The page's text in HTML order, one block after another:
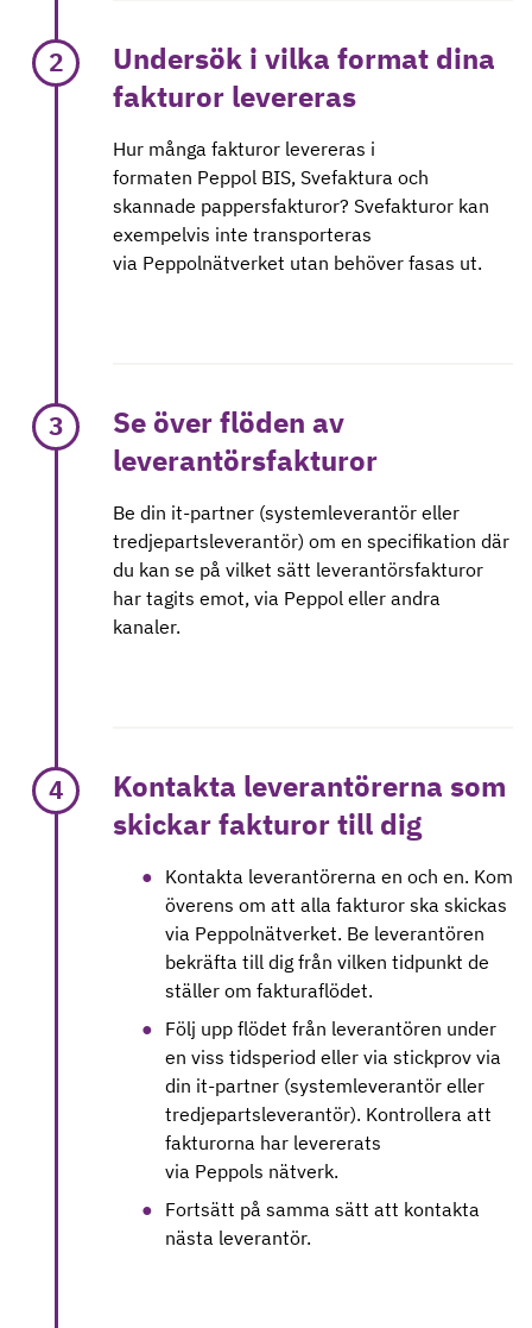
2
Undersök i vilka format dina
fakturor levereras
Hur många fakturor levereras i
formaten Peppol BIS, Svefaktura och
skannade pappersfakturor? Svefakturor kan
exempelvis inte transporteras
via Peppolnätverket utan behöver fasas ut.
3
Se över flöden av
leverantörsfakturor
Be din it-partner (systemleverantör eller
tredjepartsleverantör) om en specifikation där
du kan se på vilket sätt leverantörsfakturor
har tagits emot, via Peppol eller andra
kanaler.
4
Kontakta leverantörerna som
skickar fakturor till dig
Kontakta leverantörerna en och en. Kom
överens om att alla fakturor ska skickas
via Peppolnätverket. Be leverantören
bekräfta till dig från vilken tidpunkt de
ställer om fakturaflödet.
Följ upp flödet från leverantören under
en viss tidsperiod eller via stickprov via
din it-partner (systemleverantör eller
tredjepartsleverantör). Kontrollera att
fakturorna har levererats
via Peppols nätverk.
Fortsätt på samma sätt att kontakta
nästa leverantör.